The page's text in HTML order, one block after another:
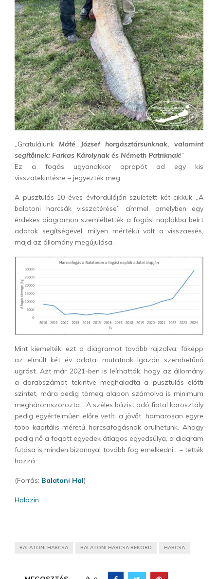
„Gratulálunk Máté József horgásztársunknak, valamint
segítőinek: Farkas Károlynak és Németh Patriknak!”
Ez a fogás ugyanakkor apropót ad egy kis
visszatekintésre – jegyezték meg.
A pusztulás 10 éves évfordulóján született két cikkük „A
balatoni harcsák visszatérése” címmel, amelyben egy
érdekes diagramon szemléltették a fogási naplókba beírt
adatok segítségével, milyen mértékű volt a visszaesés,
majd az állomány megújulása.
Mint kiemelték, ezt a diagramot tovább rajzolva, főképp
az elmúlt két év adatai mutatnak igazán szembetűnő
ugrást. Azt már 2021-ben is leírhatták, hogy az állomány
a darabszámot tekintve meghaladta a pusztulás előtti
szintet, mára pedig tömeg alapon számolva is minimum
megháromszorozta… A széles bázist adó fiatal korosztály
pedig egyértelműen előre vetíti a jövőt: hamarosan egyre
több kapitális méretű harcsafogásnak örülhetünk. Ahogy
pedig nő a fogott egyedek átlagos egyedsúlya, a diagram
futása is minden bizonnyal tovább fog emelkedni… – tették
hozzá.
(Forrás: Balatoni Hal)
Halazin
BALATONI HARCSA BALATONI HARCSA REKORD HARCSA